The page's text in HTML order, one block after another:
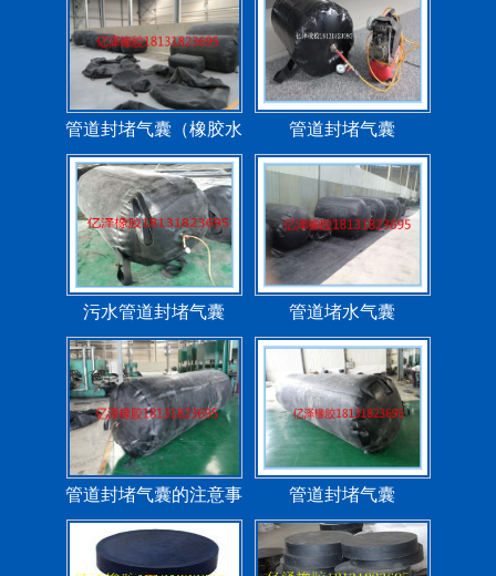
管道封堵气囊（橡胶水
堵）
管道封堵气囊
污水管道封堵气囊 管道堵水气囊
管道封堵气囊的注意事
项
管道封堵气囊